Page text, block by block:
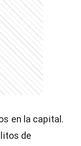
en la capital.
de